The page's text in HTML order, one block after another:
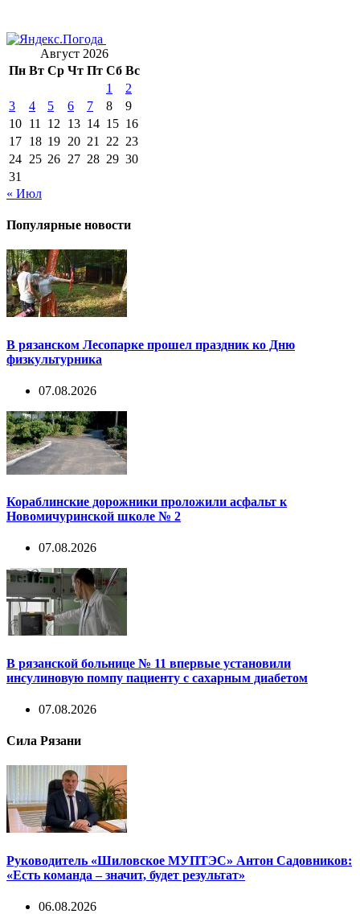
Август 2026
Пн Вт Ср Чт Пт Сб Вс
1
2
3
4 5 6 7 8
9
10 11 12 13 14 15 16
17 18 19 20 21 22 23
24 25 26 27 28 29 30
31
« Июл
Популярные новости
В рязанском Лесопарке прошел праздник ко Дню
физкультурника
07.08.2026
Кораблинские дорожники проложили асфальт к
Новомичуринской школе № 2
07.08.2026
В рязанской больнице № 11 впервые установили
инсулиновую помпу пациенту с сахарным диабетом
07.08.2026
Сила Рязани
Руководитель «Шиловское МУПТЭС» Антон Садовников:
«Есть команда – значит, будет результат»
06.08.2026